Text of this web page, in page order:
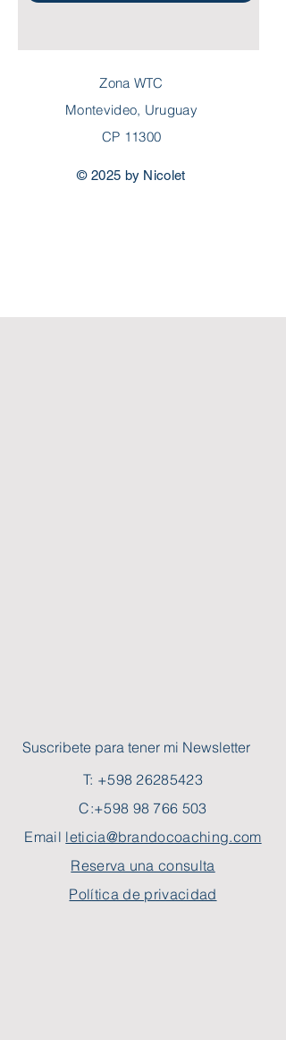
Zona WTC
Montevideo, Uruguay
CP 11300
© 2025 by Nicolet
Suscribete para tener mi Newsletter
T: +598 26285423
C:+598 98 766 503
Email leticia@brandocoaching.com
Reserva una consulta
Política de privacidad